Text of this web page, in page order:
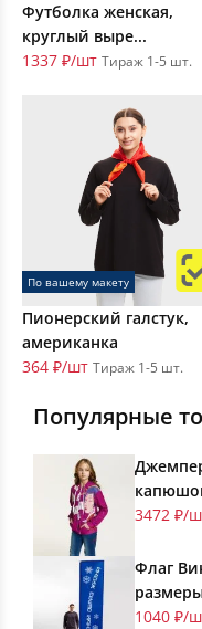
Футболка женская,
круглый выре...
1337 ₽/шт Тираж 1-5 шт.
По вашему макету
Пионерский галстук,
американка
364 ₽/шт Тираж 1-5 шт.
Популярные
3472 ₽/
Флаг
1040 ₽/